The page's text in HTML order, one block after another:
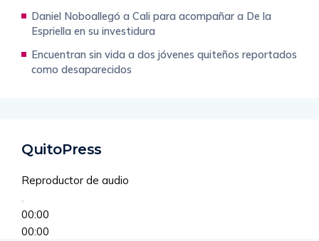
Daniel Noboallegó a Cali para acompañar a De la
Espriella en su investidura
Encuentran sin vida a dos jóvenes quiteños reportados
como desaparecidos
QuitoPress
Reproductor de audio
00:00
00:00